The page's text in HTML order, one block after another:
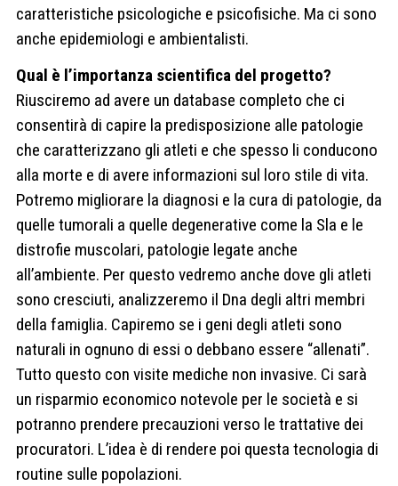
caratteristiche psicologiche e psicofisiche. Ma ci sono
anche epidemiologi e ambientalisti.
Qual è l’importanza scientifica del progetto?
Riusciremo ad avere un database completo che ci
consentirà di capire la predisposizione alle patologie
che caratterizzano gli atleti e che spesso li conducono
alla morte e di avere informazioni sul loro stile di vita.
Potremo migliorare la diagnosi e la cura di patologie, da
quelle tumorali a quelle degenerative come la Sla e le
distrofie muscolari, patologie legate anche
all’ambiente. Per questo vedremo anche dove gli atleti
sono cresciuti, analizzeremo il Dna degli altri membri
della famiglia. Capiremo se i geni degli atleti sono
naturali in ognuno di essi o debbano essere “allenati”.
Tutto questo con visite mediche non invasive. Ci sarà
un risparmio economico notevole per le società e si
potranno prendere precauzioni verso le trattative dei
procuratori. L’idea è di rendere poi questa tecnologia di
routine sulle popolazioni.